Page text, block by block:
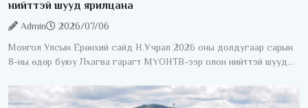
нийттэй шууд ярилцана
Admin
2026/07/06
Монгол Улсын Ерөнхий сайд Н.Учрал 2026 оны долдугаар сарын
8-ны өдөр буюу Лхагва гарагт МҮОНТВ-ээр олон нийттэй шууд